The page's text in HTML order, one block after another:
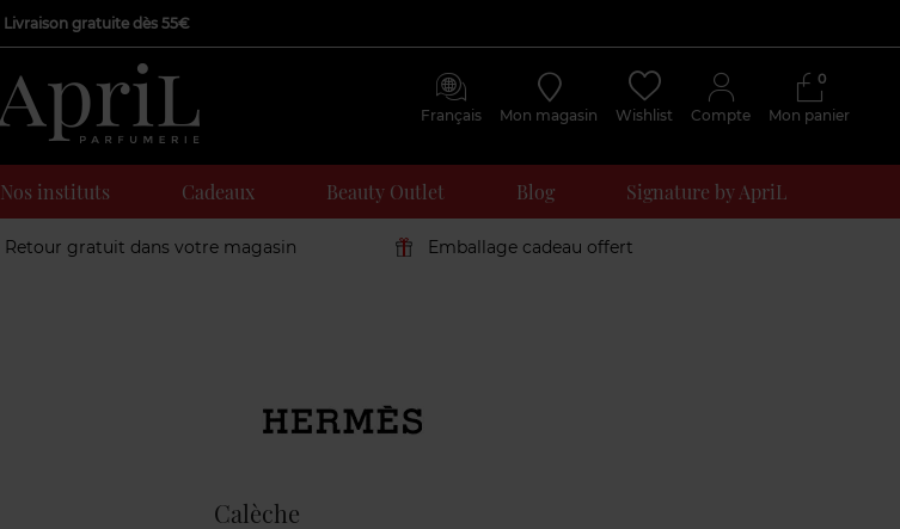
Livraison gratuite dès 55€
Français Mon magasin Wishlist Compte Mon panier
0
Nos instituts Cadeaux Beauty Outlet Blog Signature by ApriL
Retour gratuit dans votre magasin Emballage cadeau offert
Calèche